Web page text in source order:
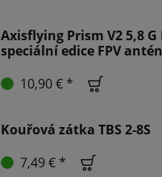
Axisflying Prism V2 5,8 G
speciální edice FPV
10,90 € *
Kouřová zátka TBS 2-8S
7,49 € *